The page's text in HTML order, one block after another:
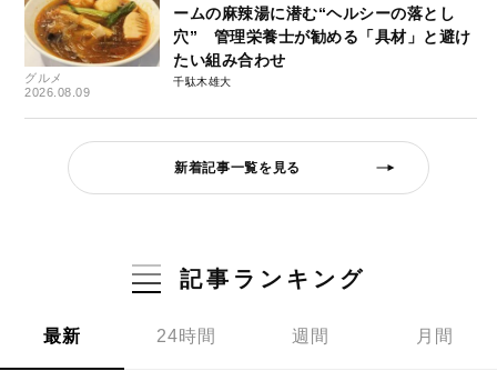
グルメ
2026.08.09
ームの麻辣湯に潜む“ヘルシーの落とし
穴” 管理栄養士が勧める「具材」と避け
たい組み合わせ
千駄木雄大
新着記事一覧を見る
記事ランキング
最新 24時間 週間 月間